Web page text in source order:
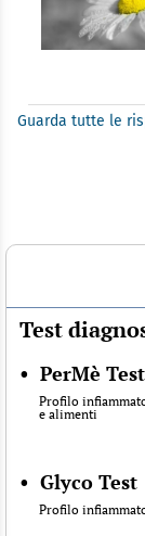
Guarda tutte le
Test
• PerMè Test
Profilo
e alimenti
• Glyco Test
Profilo